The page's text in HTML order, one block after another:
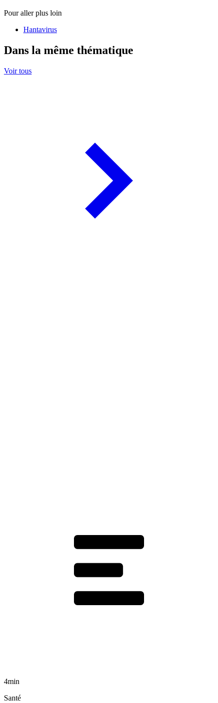
Pour aller plus loin
Hantavirus
Dans la même thématique
Voir tous
4min
Santé